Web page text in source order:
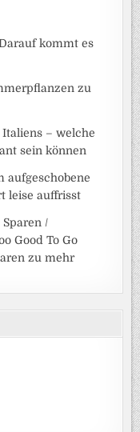
kommt es
zu
– welche
sein können
aufgeschobene
leise auffrisst
/
Good To Go
zu mehr